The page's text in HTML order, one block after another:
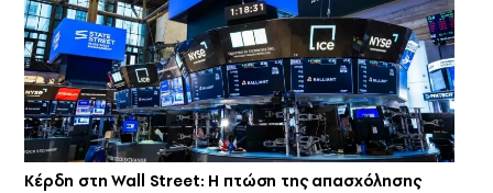
Κέρδη στη Wall Street: Η πτώση της απασχόλησης